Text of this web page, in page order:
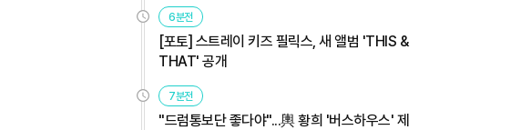
6분전
[포토] 스트레이 키즈 필릭스, 새 앨범 'THIS &
THAT' 공개
7분전
"드럼통보단 좋다야"...輿 황희 '버스하우스' 제